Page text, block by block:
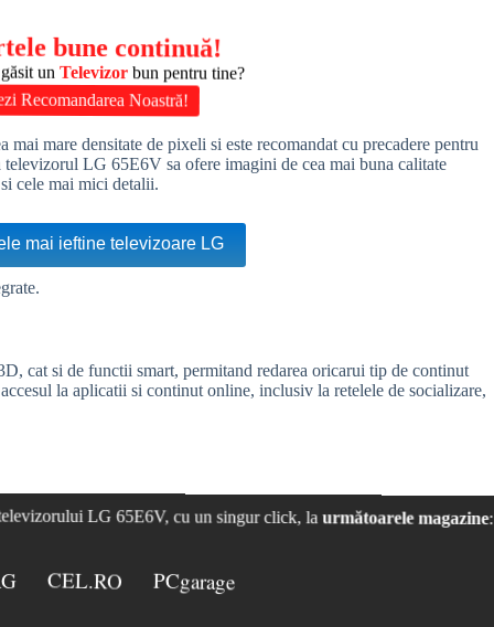
bune continuă!
unTelevizorbun pentru tine?
Recomandarea Noastră!
mai mare densitate de pixeli si este recomandat cu precadere pentru
televizorul LG 65E6V sa ofere imagini de cea mai buna calitate
cele mai mici detalii.
mai ieftine televizoare LG
cat si de functii smart, permitand redarea oricarui tip de continut
la aplicatii si continut online, inclusiv la retelele de socializare,
LG 65E6V, cu un singur click, laurmătoarele magazine:
CEL.RO PCgarage